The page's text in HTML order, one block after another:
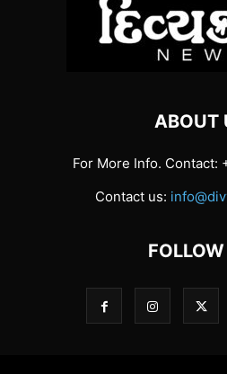
ABOUT
For More Info. Contact:
Contact us: